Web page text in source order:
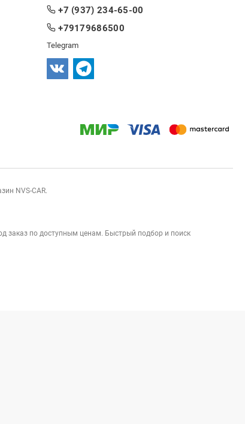
+7 (937) 234-65-00
+79179686500
Telegram
NVS-CAR.
заказ по доступным ценам. Быстрый подбор и поиск